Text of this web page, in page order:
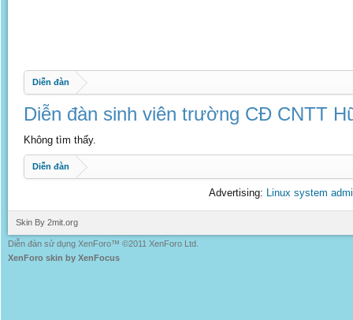
Diễn đàn
Diễn đàn sinh viên trường CĐ CNTT
Không tìm thấy.
Diễn đàn
Advertising: Linux system
Skin By 2mit.org
Diễn đàn sử dụng XenForo™ ©2011 XenForo Ltd.
XenForo skin by XenFocus